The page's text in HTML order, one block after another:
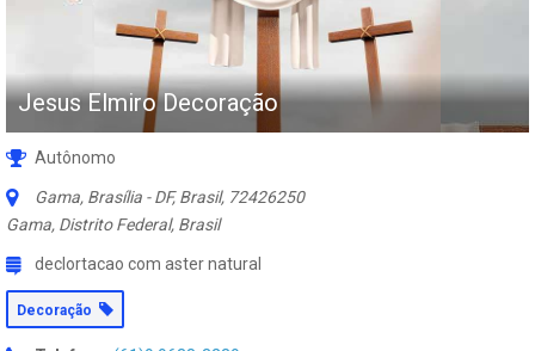
Jesus Elmiro Decoração
Autônomo
Gama, Brasília - DF, Brasil, 72426250
Gama, Distrito Federal, Brasil
declortacao com aster natural
Decoração